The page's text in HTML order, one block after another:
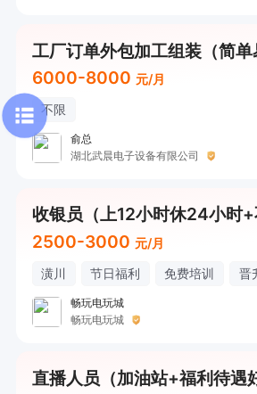
工厂订单外包加工组装（简单
6000-8000 元/月
不限
俞总
湖北武晨电子设备有限公司
收银员（上12小时休24小时
2500-3000 元/月
潢川 节日福利 免费培训 晋
畅玩电玩城
畅玩电玩城
直播人员（加油站+福利待遇